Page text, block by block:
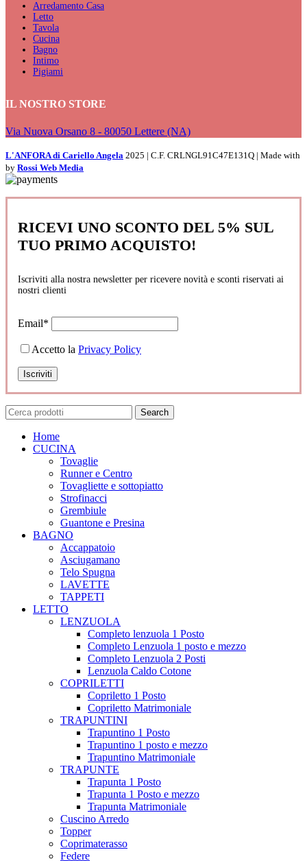
Arredamento Casa
Letto
Tavola
Cucina
Bagno
Intimo
Pigiami
IL NOSTRO STORE
Via Nuova Orsano 8 - 80050 Lettere (NA)
L'ANFORA di Cariello Angela 2025 | C.F. CRLNGL91C47E131Q | Made with
by Rossi Web Media
RICEVI UNO SCONTO DEL 5% SUL
TUO PRIMO ACQUISTO!
Iscriviti alla nostra newsletter per ricevere novità e sconti riservati ai
nostri clienti
Email*
Accetto la Privacy Policy
Search
Home
CUCINA
Tovaglie
Runner e Centro
Tovagliette e sottopiatto
Strofinacci
Grembiule
Guantone e Presina
BAGNO
Accappatoio
Asciugamano
Telo Spugna
LAVETTE
TAPPETI
LETTO
LENZUOLA
Completo lenzuola 1 Posto
Completo Lenzuola 1 posto e mezzo
Completo Lenzuola 2 Posti
Lenzuola Caldo Cotone
COPRILETTI
Copriletto 1 Posto
Copriletto Matrimoniale
TRAPUNTINI
Trapuntino 1 Posto
Trapuntino 1 posto e mezzo
Trapuntino Matrimoniale
TRAPUNTE
Trapunta 1 Posto
Trapunta 1 Posto e mezzo
Trapunta Matrimoniale
Cuscino Arredo
Topper
Coprimaterasso
Federe